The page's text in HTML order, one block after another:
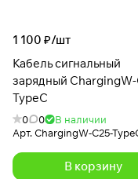
1 100 ₽/шт
Кабель сигнальный
зарядный
TypeC
0 0
В наличии
Арт.ChargingW-C25-
В корзину